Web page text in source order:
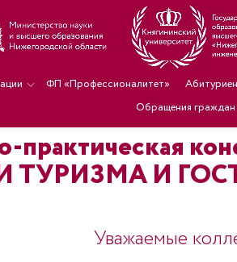
ФП «Профессионалитет»
Обращения граждан
ТУРИЗМА И
Уважаемые